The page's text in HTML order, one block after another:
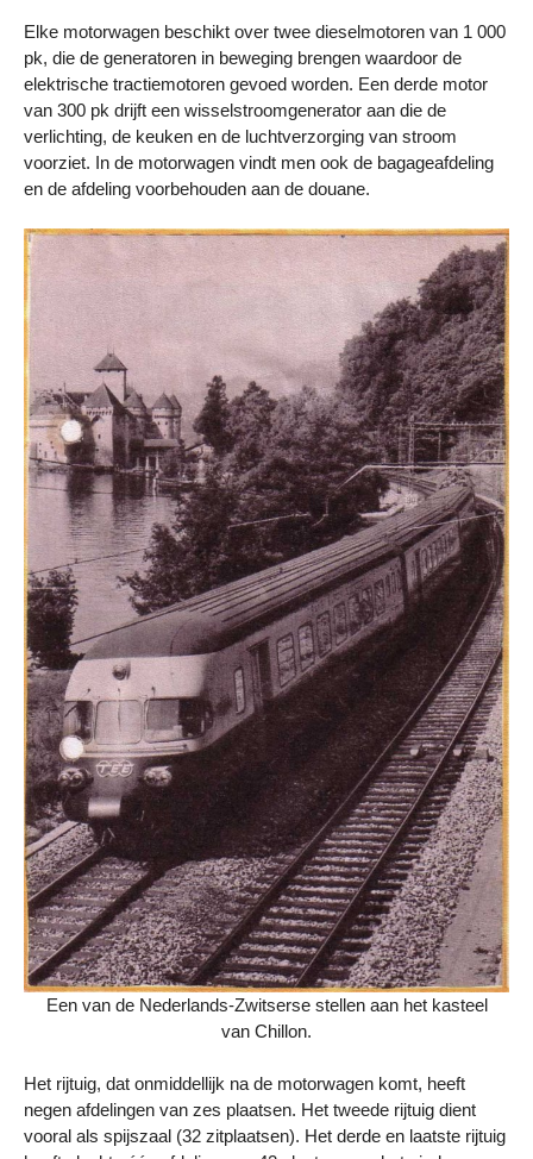
Elke motorwagen beschikt over twee dieselmotoren van 1 000
pk, die de generatoren in beweging brengen waardoor de
elektrische tractiemotoren gevoed worden. Een derde motor
van 300 pk drijft een wisselstroomgenerator aan die de
verlichting, de keuken en de luchtverzorging van stroom
voorziet. In de motorwagen vindt men ook de bagageafdeling
en de afdeling voorbehouden aan de douane.
Een van de Nederlands-Zwitserse stellen aan het kasteel
van Chillon.
Het rijtuig, dat onmiddellijk na de motorwagen komt, heeft
negen afdelingen van zes plaatsen. Het tweede rijtuig dient
vooral als spijszaal (32 zitplaatsen). Het derde en laatste rijtuig